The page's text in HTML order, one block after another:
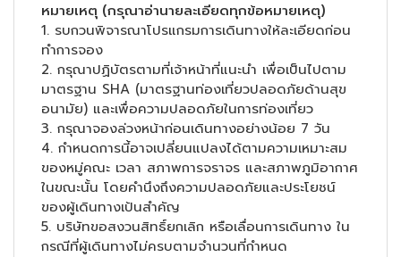
หมายเหตุ (กรุณาอ่านายละเอียดทุกข้อหมายเหตุ)
1. รบกวนพิจารณาโปรแกรมการเดินทางให้ละเอียดก่อน
ทำการจอง
2. กรุณาปฏิบัตรตามที่เจ้าหน้าที่แนะนำ เพื่อเป็นไปตาม
มาตรฐาน SHA (มาตรฐานท่องเที่ยวปลอดภัยด้านสุข
อนามัย) และเพื่อความปลอดภัยในการท่องเที่ยว
3. กรุณาจองล่วงหน้าก่อนเดินทางอย่างน้อย 7 วัน
4. กำหนดการนี้อาจเปลี่ยนแปลงได้ตามความเหมาะสม
ของหมู่คณะ เวลา สภาพการจราจร และสภาพภูมิอากาศ
ในขณะนั้น โดยคำนึงถึงความปลอดภัยและประโยชน์
ของผู้เดินทางเป้นสำคัญ
5. บริษัทขอสงวนสิทธิ์ยกเลิก หรือเลื่อนการเดินทาง ใน
กรณีที่ผู้เดินทางไม่ครบตามจำนวนที่กำหนด